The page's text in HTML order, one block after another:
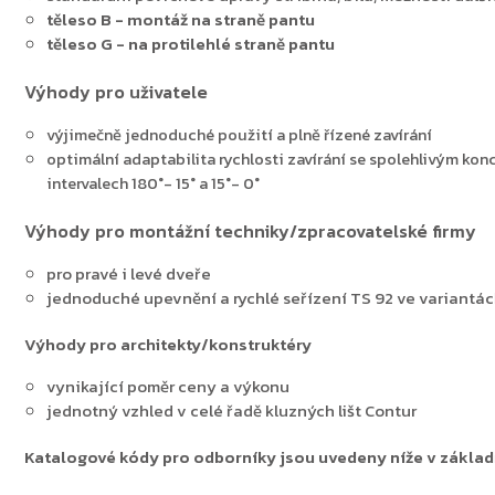
těleso B - montáž na straně pantu
těleso G - na protilehlé straně pantu
Výhody pro uživatele
výjimečně jednoduché použití a plně řízené zavírání
optimální adaptabilita rychlosti zavírání se spolehlivým
intervalech 180°- 15° a 15°- 0°
Výhody pro montážní techniky/zpracovatelské firmy
pro pravé i levé dveře
jednoduché upevnění a rychlé seřízení TS 92 ve
Výhody pro architekty/konstruktéry
vynikající poměr ceny a výkonu
jednotný vzhled v celé řadě kluzných lišt Contur
Katalogové kódy pro odborníky jsou uvedeny níže v